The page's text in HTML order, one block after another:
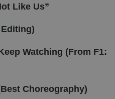
Like Us”
Watching (From F1:
Choreography)